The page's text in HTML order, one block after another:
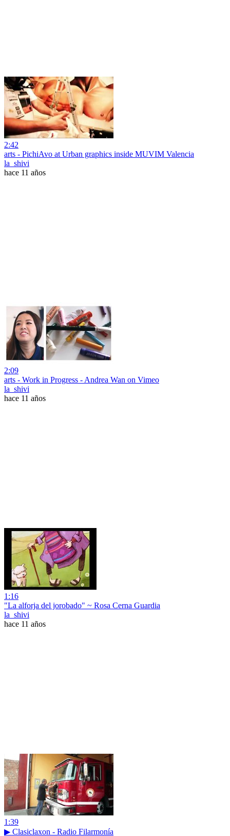
2:42
arts - PichiAvo at Urban graphics inside MUVIM Valencia
la_shivi
hace 11 años
2:09
arts - Work in Progress - Andrea Wan on Vimeo
la_shivi
hace 11 años
1:16
"La alforja del jorobado" ~ Rosa Cerna Guardia
la_shivi
hace 11 años
1:39
▶ Clasiclaxon - Radio Filarmonía